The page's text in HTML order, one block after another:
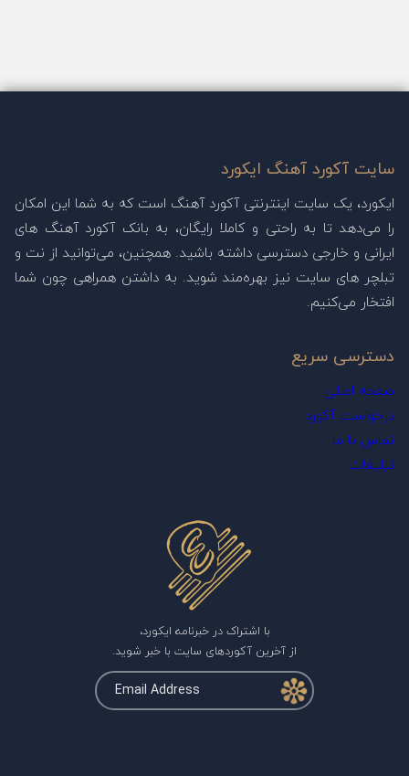
سایت آکورد آهنگ ایکورد
ایکورد، یک سایت اینترنتی آکورد آهنگ است که به شما این امکان
را می‌دهد تا به راحتی و کاملا رایگان، به بانک آکورد آهنگ های
ایرانی و خارجی دسترسی داشته باشید. همچنین، می‌توانید از نت و
تبلچر های سایت نیز بهره‌مند شوید. به داشتن همراهی چون شما
افتخار می‌کنیم.
دسترسی سریع
صفحه اصلی
درخواست آکورد
تماس با ما
تبلیغات
با اشتراک در خبرنامه ایکورد،
از آخرین آکوردهای سایت با خبر شوید.